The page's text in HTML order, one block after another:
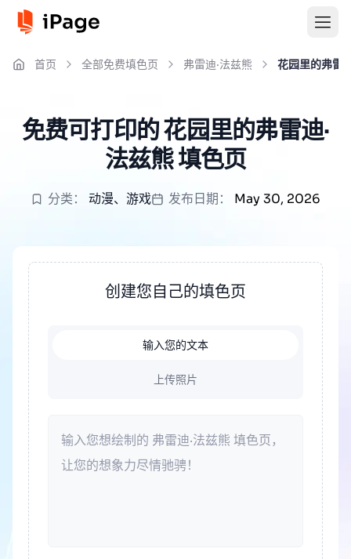
首页 全部免费填色页 弗雷迪·法兹熊 花园里的弗雷
免费可打印的 花园里的弗雷迪·
法兹熊 填色页
分类： 动漫、 游戏 发布日期： May 30, 2026
创建您自己的填色页
输入您的文本
上传照片